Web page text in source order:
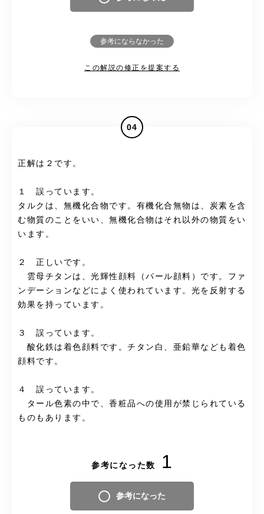
参考にならなかった
この解説の修正を提案する
04
正解は２です。
１ 誤っています。
タルクは、無機化合物です。有機化合無物は、炭素を含
む物質のことをいい、無機化合物はそれ以外の物質をい
います。
２ 正しいです。
雲母チタンは、光輝性顔料（パール顔料）です。ファ
ンデーションなどによく使われています。光を反射する
効果を持っています。
３ 誤っています。
酸化鉄は着色顔料です。チタン白、亜鉛華なども着色
顔料です。
４ 誤っています。
タール色素の中で、香粧品への使用が禁じられている
ものもあります。
参考になった数 1
参考になった